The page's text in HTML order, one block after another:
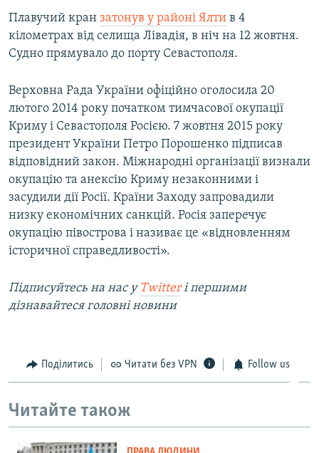
Плавучий кран затонув у районі Ялти в 4
кілометрах від селища Лівадія, в ніч на 12 жовтня.
Судно прямувало до порту Севастополя.
Верховна Рада України офіційно оголосила 20
лютого 2014 року початком тимчасової окупації
Криму і Севастополя Росією. 7 жовтня 2015 року
президент України Петро Порошенко підписав
відповідний закон. Міжнародні організації визнали
окупацію та анексію Криму незаконними і
засудили дії Росії. Країни Заходу запровадили
низку економічних санкцій. Росія заперечує
окупацію півострова і називає це «відновленням
історичної справедливості».
Підписуйтесь на наc у Twitterі першими
дізнавайтеся головні новини
Поділитись Читати без VPN Follow us
Читайте також